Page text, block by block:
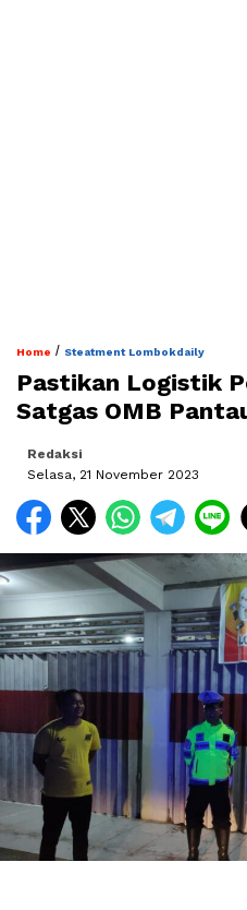
Home / Steatment Lombokdaily
Pastikan Logistik
Satgas OMB
Redaksi
Selasa, 21 November 2023